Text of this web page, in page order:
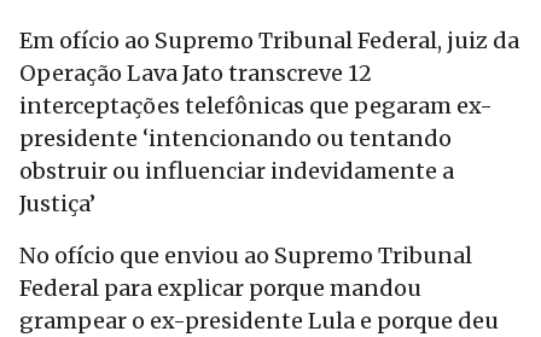
Em ofício ao Supremo Tribunal Federal, juiz da
Operação Lava Jato transcreve 12
interceptações telefônicas que pegaram ex-
presidente ‘intencionando ou tentando
obstruir ou influenciar indevidamente a
Justiça’
No ofício que enviou ao Supremo Tribunal
Federal para explicar porque mandou
grampear o ex-presidente Lula e porque deu